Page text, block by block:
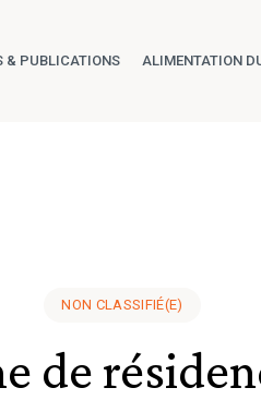
& PUBLICATIONS ALIMENTATION
NON CLASSIFIÉ(E)
de